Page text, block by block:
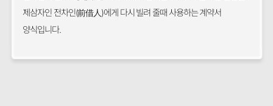
제삼자인 전차인(前借人)에게 다시 빌려 줄때 사용하는 계약서
양식입니다.